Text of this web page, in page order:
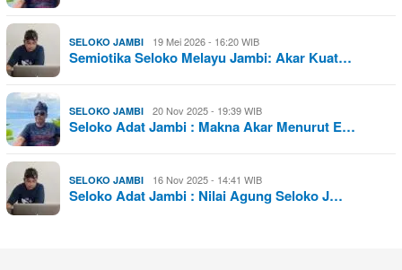
SELOKO JAMBI 19 Mei 2026 - 16:20 WIB
Semiotika Seloko Melayu Jambi: Akar Kuat…
SELOKO JAMBI 20 Nov 2025 - 19:39 WIB
Seloko Adat Jambi : Makna Akar Menurut E…
SELOKO JAMBI 16 Nov 2025 - 14:41 WIB
Seloko Adat Jambi : Nilai Agung Seloko J…